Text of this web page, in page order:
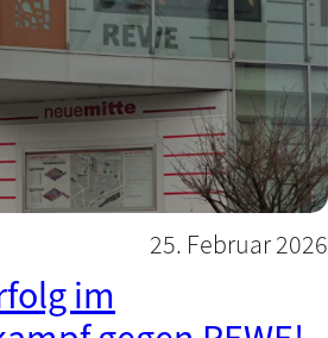
25. Februar 2026
im